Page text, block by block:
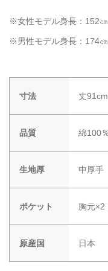
※女性モデル身長：152㎝
※男性モデル身長：174㎝
寸法 丈
品質 綿100％
生地厚 中厚手
ポケット 胸元×2
原産国 日本